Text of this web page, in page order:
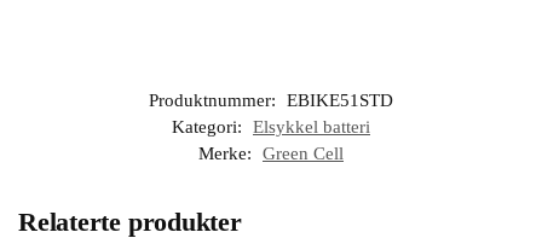
Produktnummer:
EBIKE51STD
Kategori:
Elsykkel batteri
Merke:
Green Cell
Relaterte produkter